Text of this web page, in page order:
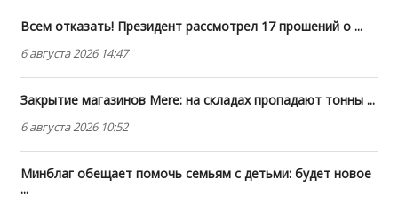
Всем отказать! Президент рассмотрел 17 прошений о ...
6 августа 2026 14:47
Закрытие магазинов Mere: на складах пропадают тонны ...
6 августа 2026 10:52
Минблаг обещает помочь семьям с детьми: будет новое
...